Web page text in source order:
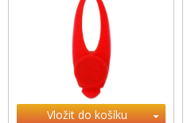
Vložit do košíku